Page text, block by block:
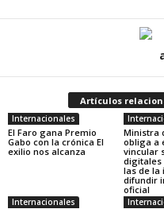
Artículos
Internacionales
El Faro gana Premio
Gabo con la crónica El
exilio nos alcanza
Ministra
obliga a
vincular
digitales
las de la
difundir
oficial
Internacionales